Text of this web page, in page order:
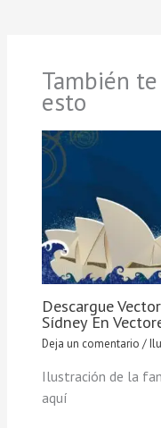
También
esto
Descargue
Sídney En
Deja un comentario /
Ilustración de la
aquí